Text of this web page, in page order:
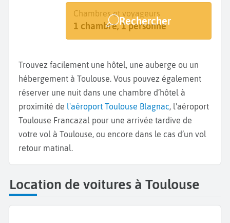
Destination
Toulouse
Dates
Dates de votre séjour
Chambres et voyageurs
1 chambre, 1 personne
Rechercher
Trouvez facilement une hôtel, une auberge ou un
hébergement à Toulouse. Vous pouvez également
réserver une nuit dans une chambre d’hôtel à
proximité de l'aéroport Toulouse Blagnac, l'aéroport
Toulouse Francazal pour une arrivée tardive de
votre vol à Toulouse, ou encore dans le cas d’un vol
retour matinal.
Location de voitures à Toulouse